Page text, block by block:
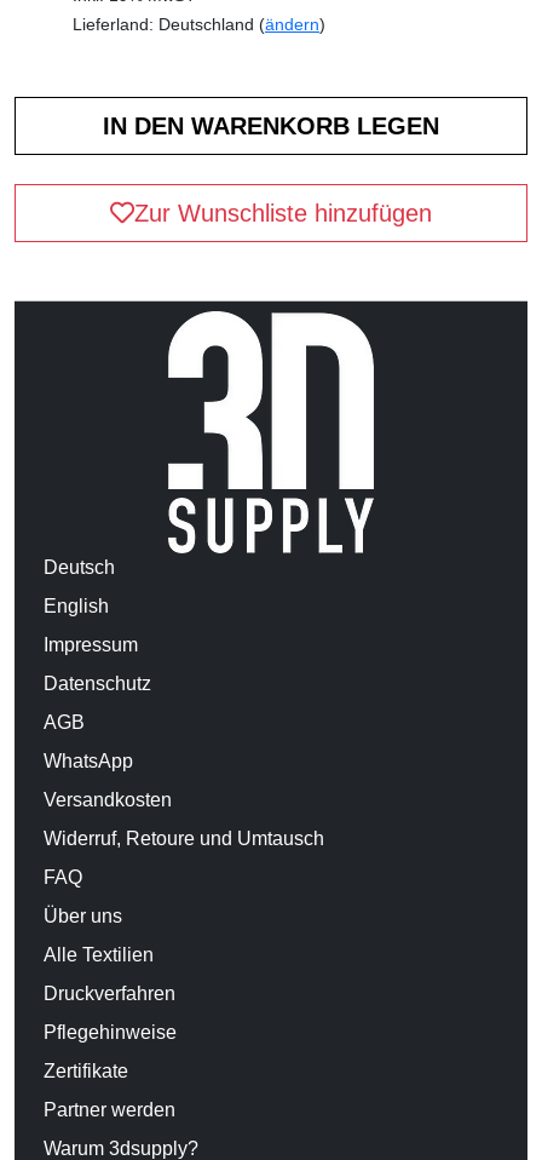
Lieferland: Deutschland (ändern)
Zur Wunschliste hinzufügen
Deutsch
English
Impressum
Datenschutz
AGB
WhatsApp
Versandkosten
Widerruf, Retoure und Umtausch
FAQ
Über uns
Alle Textilien
Druckverfahren
Pflegehinweise
Zertifikate
Partner werden
Warum 3dsupply?